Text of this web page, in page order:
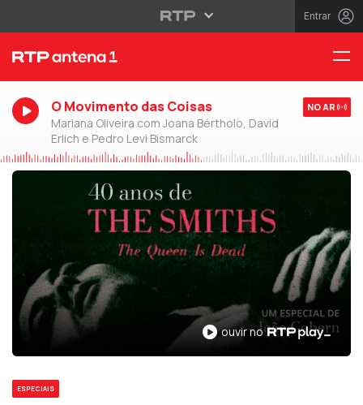
Entrar
O Movimento das Coisas
Mariana Oliveira com Joana Bértholo, David
Erlich e Pedro Levi Bismarck
NO AR
ouvir no
ESPECIAIS